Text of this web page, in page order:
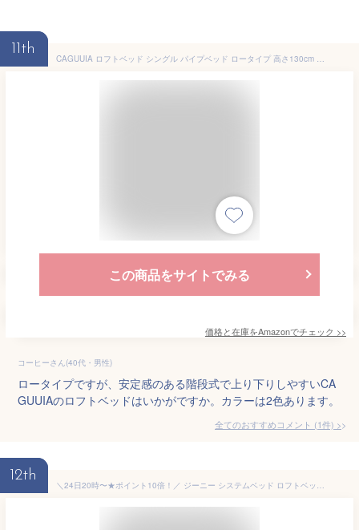
11th
CAGUUIA ロフトベッド シングル パイプベッド ロータイプ 高さ130cm 収納棚 階段 コンセント付き 北欧風 子供ベッド 大人 一人暮らし スチール 金属製 社員寮 耐震 ホワイト
この商品をサイトでみる
価格と在庫をAmazonでチェック >>
コーヒーさん(40代・男性)
ロータイプですが、安定感のある階段式で上り下りしやすいCA
GUUIAのロフトベッドはいかがですか。カラーは2色あります。
全てのおすすめコメント (1件) >
12th
＼24日20時〜★ポイント10倍！／ ジーニー システムベッド ロフトベッド 【ショートシングル】ロータイプ 高110cm ブックシェルフ 階段タイプ 棚付き 収納 デスク シェルフ|ショートベッド 木製ベッド ショートサイズ ナチュラル-ホワイト